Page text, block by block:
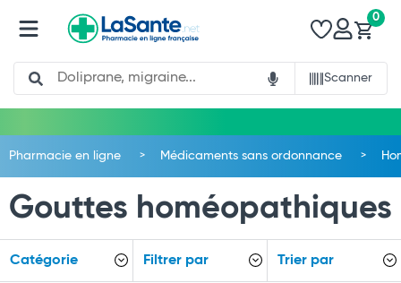
Search
Scanner
0
Pharmacie en ligne Médicaments sans ordonnance
Gouttes homéopathiques
Catégorie Filtrer par Trier par